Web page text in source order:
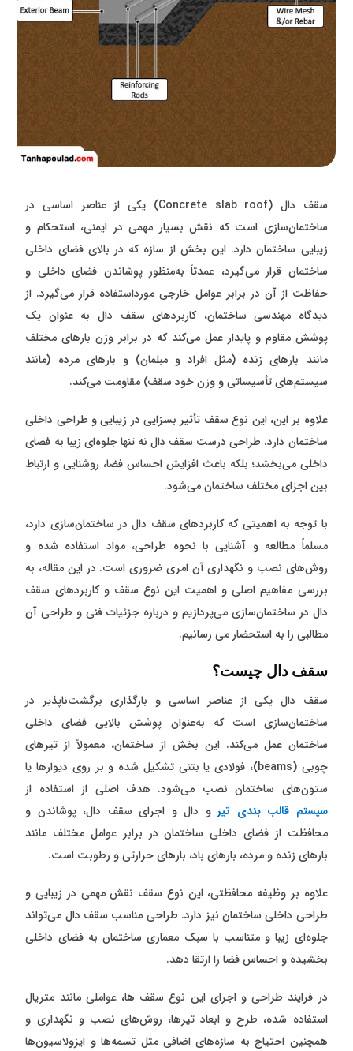
سقف دال (Concrete slab roof) یکی از عناصر اساسی در
ساختمان‌سازی است که نقش بسیار مهمی در ایمنی، استحکام و
زیبایی ساختمان دارد. این بخش از سازه که در بالای فضای داخلی
ساختمان قرار می‌گیرد، عمدتاً به‌منظور پوشاندن فضای داخلی و
حفاظت از آن در برابر عوامل خارجی مورداستفاده قرار می‌گیرد. از
دیدگاه مهندسی ساختمان، کاربردهای سقف دال به عنوان یک
پوشش مقاوم و پایدار عمل می‌کند که در برابر وزن بارهای مختلف
مانند بارهای زنده (مثل افراد و مبلمان) و بارهای مرده (مانند
سیستم‌های تأسیساتی و وزن خود سقف) مقاومت می‌کند.
علاوه بر این، این نوع سقف تأثیر بسزایی در زیبایی و طراحی داخلی
ساختمان دارد. طراحی درست سقف دال نه تنها جلوه‌ای زیبا به فضای
داخلی می‌بخشد؛ بلکه باعث افزایش احساس فضا، روشنایی و ارتباط
بین اجزای مختلف ساختمان می‌شود.
با توجه به اهمیتی که کاربردهای سقف دال در ساختمان‌سازی دارد،
مسلماً مطالعه و آشنایی با نحوه طراحی، مواد استفاده شده و
روش‌های نصب و نگهداری آن امری ضروری است. در این مقاله، به
بررسی مفاهیم اصلی و اهمیت این نوع سقف و کاربردهای سقف
دال در ساختمان‌سازی می‌پردازیم و درباره جزئیات فنی و طراحی آن
مطالبی را به استحضار می رسانیم.
سقف دال چیست؟
سقف دال یکی از عناصر اساسی و بارگذاری ‌برگشت‌ناپذیر در
ساختمان‌سازی است که به‌عنوان پوشش بالایی فضای داخلی
ساختمان عمل می‌کند. این بخش از ساختمان، معمولاً از تیرهای
چوبی (beams)، فولادی یا بتنی تشکیل شده و بر روی دیوارها یا
ستون‌های ساختمان نصب می‌شود. هدف اصلی از استفاده از
سیستم قالب بندی تیرو دال و اجرای سقف دال، پوشاندن و
محافظت از فضای داخلی ساختمان در برابر عوامل مختلف مانند
بارهای زنده و مرده، بارهای باد، بارهای حرارتی و رطوبت است.
علاوه بر وظیفه محافظتی، این نوع سقف نقش مهمی در زیبایی و
طراحی داخلی ساختمان نیز دارد. طراحی مناسب سقف دال می‌تواند
جلوه‌ای زیبا و متناسب با سبک معماری ساختمان به فضای داخلی
بخشیده و احساس فضا را ارتقا دهد.
در فرایند طراحی و اجرای این نوع سقف ها، عواملی مانند متریال
استفاده شده، طرح و ابعاد تیرها، روش‌های نصب و نگهداری و
همچنین احتیاج به سازه‌های اضافی مثل تسمه‌ها و ایزولاسیون‌ها